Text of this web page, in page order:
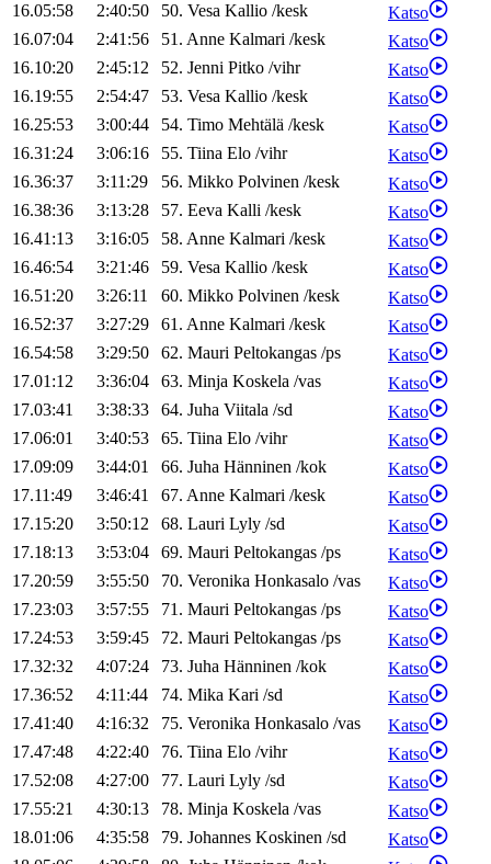
16.05:58
2:40:50 50. Vesa Kallio /kesk
Katso
16.07:04
2:41:56 51. Anne Kalmari /kesk
Katso
16.10:20
2:45:12 52. Jenni Pitko /vihr
Katso
16.19:55
2:54:47 53. Vesa Kallio /kesk
Katso
16.25:53
3:00:44 54. Timo Mehtälä /kesk
Katso
16.31:24
3:06:16 55. Tiina Elo /vihr
Katso
16.36:37
3:11:29 56. Mikko Polvinen /kesk
Katso
16.38:36
3:13:28 57. Eeva Kalli /kesk
Katso
16.41:13
3:16:05 58. Anne Kalmari /kesk
Katso
16.46:54
3:21:46 59. Vesa Kallio /kesk
Katso
16.51:20
3:26:11 60. Mikko Polvinen /kesk
Katso
16.52:37
3:27:29 61. Anne Kalmari /kesk
Katso
16.54:58
3:29:50 62. Mauri Peltokangas /ps
Katso
17.01:12
3:36:04 63. Minja Koskela /vas
Katso
17.03:41
3:38:33 64. Juha Viitala /sd
Katso
17.06:01
3:40:53 65. Tiina Elo /vihr
Katso
17.09:09
3:44:01 66. Juha Hänninen /kok
Katso
17.11:49
3:46:41 67. Anne Kalmari /kesk
Katso
17.15:20
3:50:12 68. Lauri Lyly /sd
Katso
17.18:13
3:53:04 69. Mauri Peltokangas /ps
Katso
17.20:59
3:55:50 70. Veronika Honkasalo /vas
Katso
17.23:03
3:57:55 71. Mauri Peltokangas /ps
Katso
17.24:53
3:59:45 72. Mauri Peltokangas /ps
Katso
17.32:32
4:07:24 73. Juha Hänninen /kok
Katso
17.36:52
4:11:44 74. Mika Kari /sd
Katso
17.41:40
4:16:32 75. Veronika Honkasalo /vas
Katso
17.47:48
4:22:40 76. Tiina Elo /vihr
Katso
17.52:08
4:27:00 77. Lauri Lyly /sd
Katso
17.55:21
4:30:13 78. Minja Koskela /vas
Katso
18.01:06
4:35:58 79. Johannes Koskinen /sd
Katso